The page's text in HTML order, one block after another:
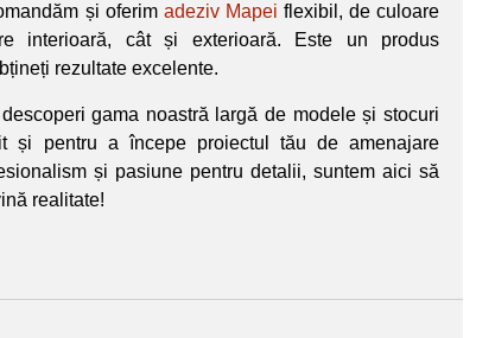
și oferim adeziv Mapei flexibil, de culoare
interioară, cât și exterioară. Este un produs
rezultate excelente.
gama noastră largă de modele și stocuri
și pentru a începe proiectul tău de amenajare
și pasiune pentru detalii, suntem aici să
realitate!